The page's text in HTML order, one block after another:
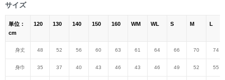
サイズ
単位：
cm
120 130 140 150 160 WM WL S M L
身丈 48 52 56 60 63 61 64 66 70 74
身巾 35 37 40 43 46 43 46 49 52 55